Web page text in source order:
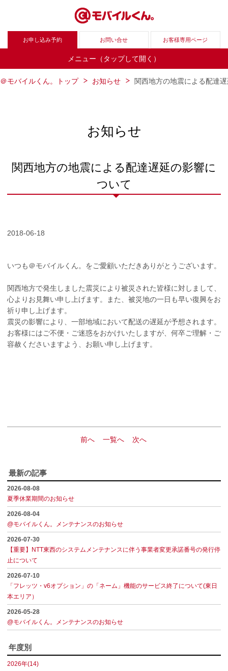
お申し込み予約 お問い合せ お客様専用ページ
メニュー（タップして開く）
＠モバイルくん。トップ お知らせ 関西地方の地震による配達
お知らせ
関西地方の地震による配達遅延の影響に
ついて
2018-06-18
いつも＠モバイルくん。をご愛顧いただきありがとうございます。
関西地方で発生しました震災により被災された皆様に対しまして、
心よりお見舞い申し上げます。また、被災地の一日も早い復興をお
祈り申し上げます。
震災の影響により、一部地域において配送の遅延が予想されます。
お客様にはご不便・ご迷惑をおかけいたしますが、何卒ご理解・ご
容赦くださいますよう、お願い申し上げます。
前へ 一覧へ 次へ
最新の記事
2026-08-08
夏季休業期間のお知らせ
2026-08-04
@モバイルくん。メンテナンスのお知らせ
2026-07-30
【重要】NTT東西のシステムメンテナンスに伴う事業者変更承諾番号の発行停
止について
2026-07-10
「フレッツ・v6オプション」の「ネーム」機能のサービス終了について(東日
本エリア）
2026-05-28
@モバイルくん。メンテナンスのお知らせ
年度別
2026年(14)